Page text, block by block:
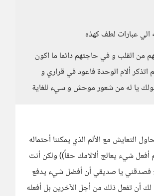
الي عبارات لطف كهذه
من القلب و في حاجتهم دائما ما اكون
ألام الوحدة فاعود في قراري و
يا له من شعور موحش و سيء للغاية
التعايش مع الألم الذي يمكننا أحتماله
أفعل شيء يعالج ألالامك حقاً)) ولكن أنت
فصدقني يا صديقي أن أفضل شيء يدفع
أن تفعل ذلك من أجل الآخرين بل أفعله